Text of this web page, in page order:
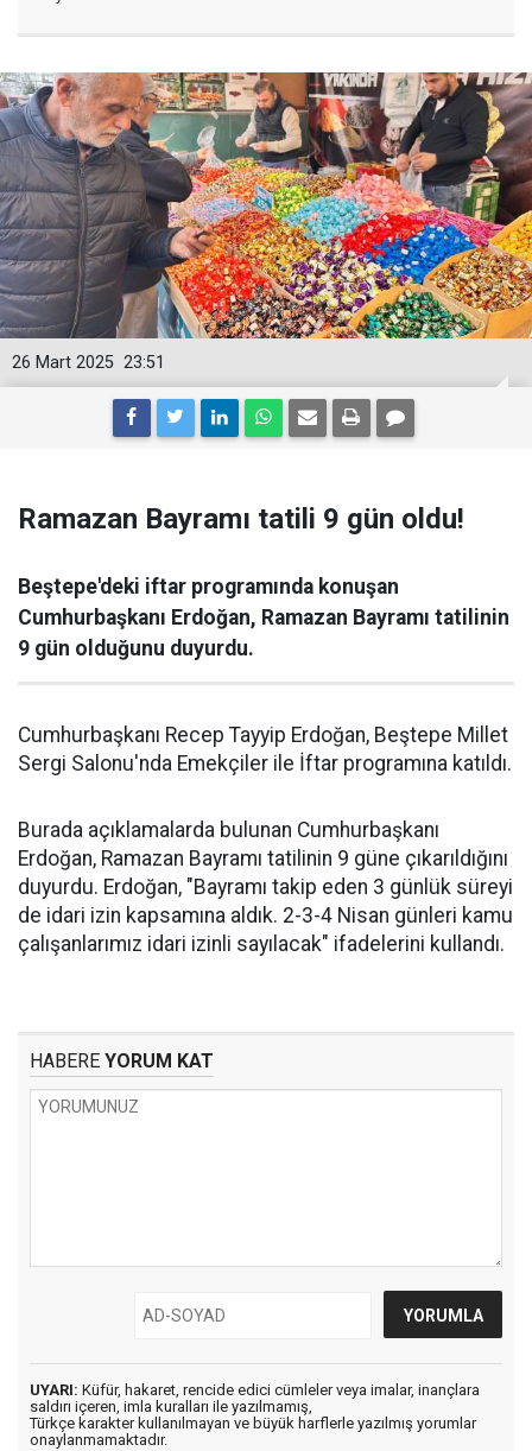
23:51
26 Mart 2025
Ramazan Bayramı tatili 9 gün oldu!
Beştepe'deki iftar programında konuşan
Cumhurbaşkanı Erdoğan, Ramazan Bayramı tatilinin
9 gün olduğunu duyurdu.
Cumhurbaşkanı Recep Tayyip Erdoğan, Beştepe Millet
Sergi Salonu'nda Emekçiler ile İftar programına katıldı.
Burada açıklamalarda bulunan Cumhurbaşkanı
Erdoğan, Ramazan Bayramı tatilinin 9 güne çıkarıldığını
duyurdu. Erdoğan, "Bayramı takip eden 3 günlük süreyi
de idari izin kapsamına aldık. 2-3-4 Nisan günleri kamu
çalışanlarımız idari izinli sayılacak" ifadelerini kullandı.
HABERE YORUM KAT
UYARI: Küfür, hakaret, rencide edici cümleler veya imalar, inançlara
saldırı içeren, imla kuralları ile yazılmamış,
Türkçe karakter kullanılmayan ve büyük harflerle yazılmış yorumlar
onaylanmamaktadır.